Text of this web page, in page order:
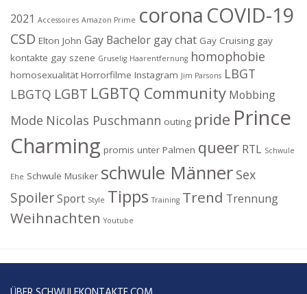
2021 Accessoires Amazon Prime corona COVID-19
CSD Elton John Gay Bachelor gay chat Gay Cruising gay
kontakte gay szene Gruselig Haarentfernung homophobie
homosexualität Horrorfilme Instagram Jim Parsons LBGT
LBGTQ LGBT LGBTQ Community Mobbing
Mode Nicolas Puschmann outing pride Prince
Charming promis unter Palmen queer RTL Schwule
Ehe Schwule Musiker schwule Männer Sex
SpoilerSport Style Tipps Training Trend Trennung
Weihnachten Youtube